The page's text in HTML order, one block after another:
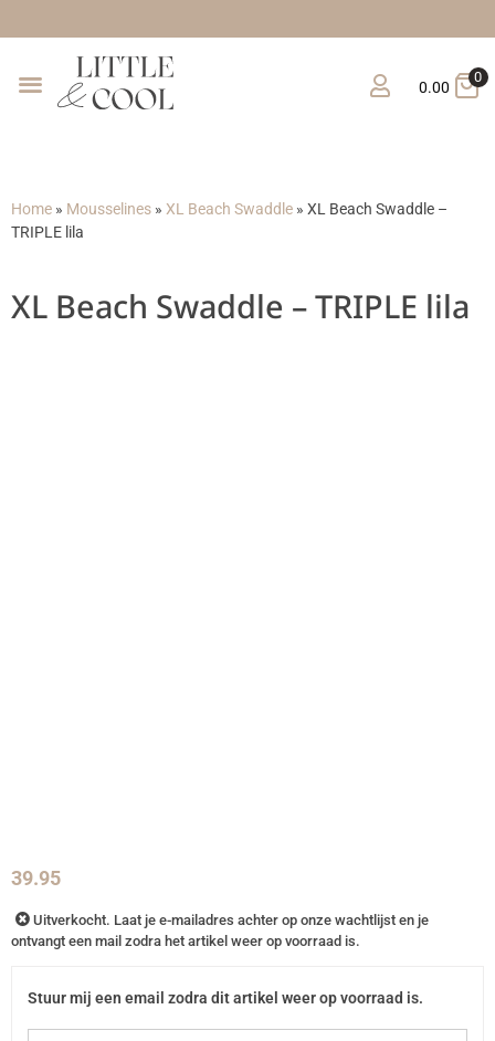
0.00
0
Home » Mousselines » XL Beach Swaddle » XL Beach Swaddle –
TRIPLE lila
XL Beach Swaddle – TRIPLE lila
39.95
Uitverkocht. Laat je e-mailadres achter op onze wachtlijst en je
ontvangt een mail zodra het artikel weer op voorraad is.
Stuur mij een email zodra dit artikel weer op voorraad is.